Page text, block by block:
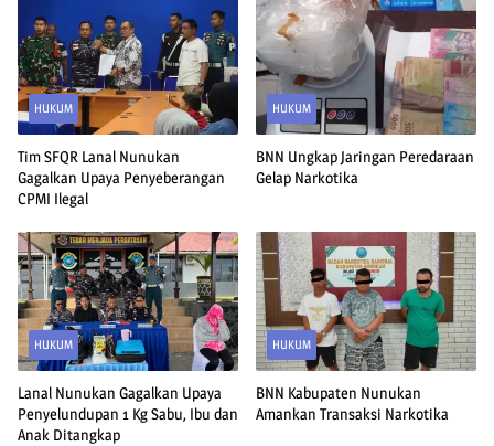
HUKUM
Tim SFQR Lanal Nunukan
Gagalkan Upaya Penyeberangan
CPMI Ilegal
HUKUM
BNN Ungkap Jaringan Peredaraan
Gelap Narkotika
HUKUM
Lanal Nunukan Gagalkan Upaya
Penyelundupan 1 Kg Sabu, Ibu dan
Anak Ditangkap
HUKUM
BNN Kabupaten Nunukan
Amankan Transaksi Narkotika